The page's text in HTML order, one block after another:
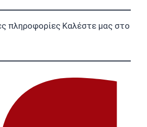
πληροφορίες Καλέστε μας στο